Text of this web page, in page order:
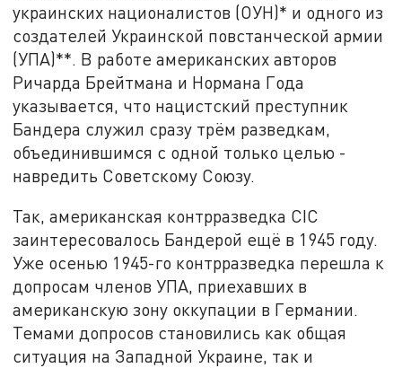
украинских националистов (ОУН)* и одного из
создателей Украинской повстанческой армии
(УПА)**. В работе американских авторов
Ричарда Брейтмана и Нормана Года
указывается, что нацистский преступник
Бандера служил сразу трём разведкам,
объединившимся с одной только целью -
навредить Советскому Союзу.
Так, американская контрразведка CIC
заинтересовалось Бандерой ещё в 1945 году.
Уже осенью 1945-го контрразведка перешла к
допросам членов УПА, приехавших в
американскую зону оккупации в Германии.
Темами допросов становились как общая
ситуация на Западной Украине, так и